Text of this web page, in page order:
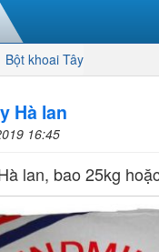
Bột khoai Tây
Hà lan
16:45
lan, bao 25kg